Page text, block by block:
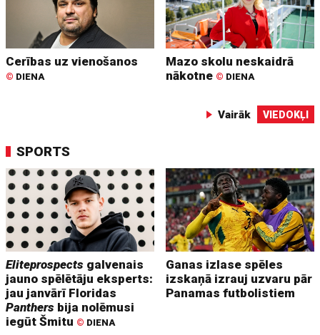
Cerības uz vienošanos
© DIENA
Mazo skolu neskaidrā
nākotne © DIENA
Vairāk VIEDOKĻI
SPORTS
Eliteprospects galvenais
jauno spēlētāju eksperts:
jau janvārī Floridas
Panthers bija nolēmusi
iegūt Šmitu © DIENA
Ganas izlase spēles
izskaņā izrauj uzvaru pār
Panamas futbolistiem